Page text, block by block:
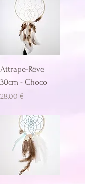
Attrape-Rêve
30cm - Choco
Prix
28,00 €